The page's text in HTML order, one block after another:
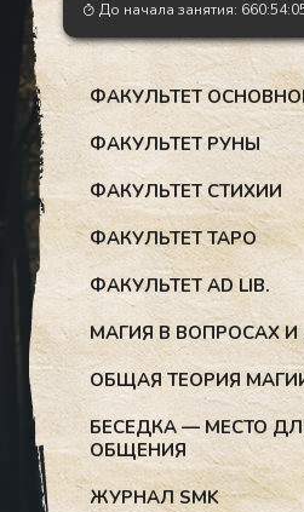
До начала занятия:
ФАКУЛЬТЕТ
ФАКУЛЬТЕТ РУНЫ
ФАКУЛЬТЕТ СТИХИИ
ФАКУЛЬТЕТ ТАРО
ФАКУЛЬТЕТ AD LIB.
МАГИЯ В ВОПРОСАХ И
ОБЩАЯ ТЕОРИЯ
БЕСЕДКА — МЕСТО
ОБЩЕНИЯ
ЖУРНАЛ SMK